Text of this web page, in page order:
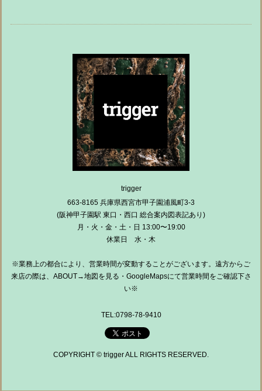
trigger
663-8165 兵庫県西宮市甲子園浦風町3-3
(阪神甲子園駅 東口・西口 総合案内図表記あり)
月・火・金・土・日 13:00〜19:00
休業日 水・木
※業務上の都合により、営業時間が変動することがございます。遠方からご
来店の際は、ABOUT→地図を見る・GoogleMapsにて営業時間をご確認下さ
い※
TEL:0798-78-9410
COPYRIGHT © trigger ALL RIGHTS RESERVED.